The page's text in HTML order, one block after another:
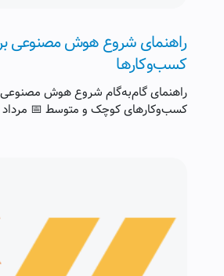
راهنمای شروع هوش مصنوعی
کسب‌وکارها
راهنمای گام‌به‌گام شروع هوش مصنوعی
کسب‌وکارهای کوچک و متوسط 📅 مرداد ۱۴۰